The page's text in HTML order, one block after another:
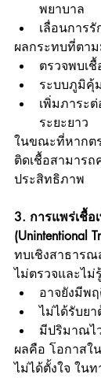
พยาบาล
เลื่อนการ
ผลกระทบที่ตา
ตรวจพบเ
ระบบภูมิคุ้
เพิ่มภาระ
ระยะยาว
ในขณะที่หากต
ติดเชื้อสามาร
ประสิทธิภาพ
3. การแพร่เชื้อ
(Unintentional
ทบเชิงสาธาร
ไม่ตรวจและไม่
อาจยังมีพ
ไม่ได้รับย
มีปริมาณไ
ผลคือ โอกาสใ
ไม่ได้ตั้งใจ ใน